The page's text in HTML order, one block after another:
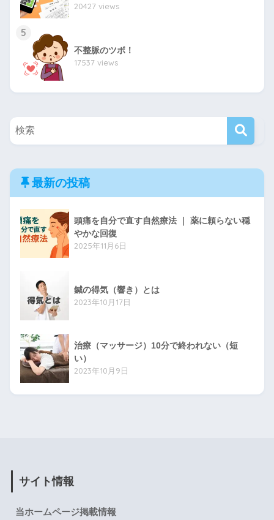
20427 views
5
不整脈のツボ！
17537 views
最新の投稿
頭痛を自分で直す自然療法 ｜ 薬に頼らない穏
やかな回復
2025年11月6日
鍼の得気（響き）とは
2023年10月17日
治療（マッサージ）10分で終われない（短
い）
2023年10月9日
サイト情報
当ホームページ掲載情報